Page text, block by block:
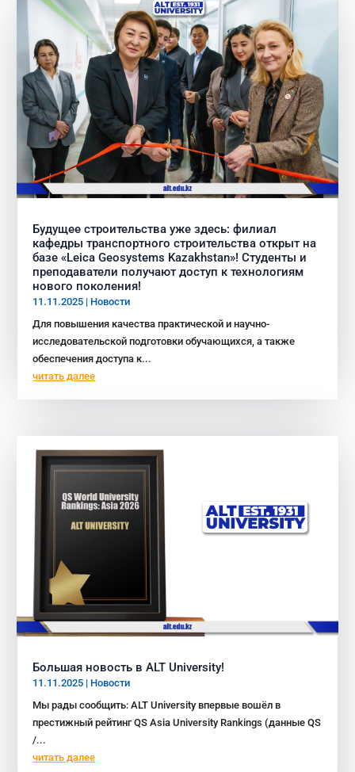
Будущее строительства уже здесь: филиал
кафедры транспортного строительства открыт на
базе «Leica Geosystems Kazakhstan»! Студенты и
преподаватели получают доступ к технологиям
нового поколения!
11.11.2025 | Новости
Для повышения качества практической и научно-
исследовательской подготовки обучающихся, а также
обеспечения доступа к...
читать далее
Большая новость в ALT University!
11.11.2025 | Новости
Мы рады сообщить: ALT University впервые вошёл в
престижный рейтинг QS Asia University Rankings (данные QS
/...
читать далее